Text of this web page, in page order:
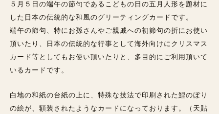
５月５日の端午の節句であるこどもの日の五月人形を題材に
した日本の伝統的な和風のグリーティングカードです。
端午の節句、特にお孫さんやご親戚への初節句の折にお使い
頂いたり、日本の伝統的な行事として海外向けにクリスマス
カード等としてもお使い頂いたりと、多目的にご利用頂いて
いるカードです。
白地の和紙の台紙の上に、特殊な技法で印刷された鯉のぼり
の絵が、額装されたようなカードになっております。（天貼